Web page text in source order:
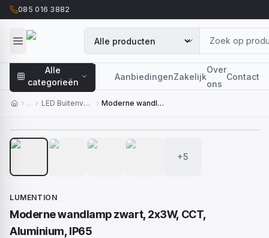
085 016 3882
Alle
categorieën
AanbiedingenZakelijk
Over
ons
Contact
… LED Buitenverlichting
Moderne wandlamp zwart, 2x3W, CCT, Aluminium, IP65
+5
LUMENTION
Moderne wandlamp zwart, 2x3W, CCT,
Aluminium, IP65